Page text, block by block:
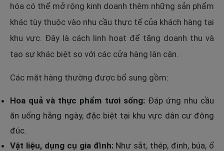
hóa có thể mở rộng kinh doanh thêm những sản phẩm
khác tùy thuộc vào nhu cầu thực tế của khách hàng tại
khu vực. Đây là cách linh hoạt để tăng doanh thu và
tạo sự khác biệt so với các cửa hàng lân cận.
Các mặt hàng thường được bổ sung gồm:
Hoa quả và thực phẩm tươi sống:Đáp ứng nhu cầu
ăn uống hằng ngày, đặc biệt tại khu vực dân cư đông
đúc.
Vật liệu, dụng cụ gia đình:Như sắt, thép, đinh, búa, ổ